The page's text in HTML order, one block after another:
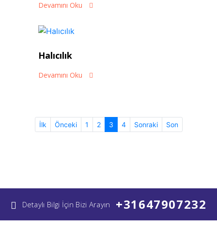
Devamını Oku
Halıcılık
Devamını Oku
İlk Önceki 1 2 3(current)
4 Sonraki Son
Detaylı Bilgi İçin Bizi Arayın +31647907232